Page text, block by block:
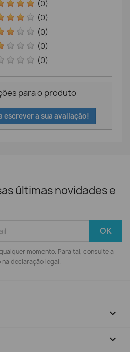
(0)
(0)
(0)
(0)
(0)
para o produto
escrever a sua avaliação!
últimas novidades e
momento. Para tal, consulte a
declaração legal.

